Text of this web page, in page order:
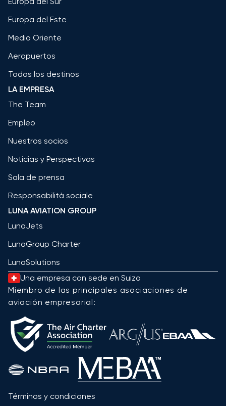
Europa del Este
Medio Oriente
Aeropuertos
Todos los destinos
LA EMPRESA
The Team
Empleo
Nuestros socios
Noticias y Perspectivas
Sala de prensa
Responsabilità sociale
LUNA AVIATION GROUP
LunaJets
LunaGroup Charter
LunaSolutions
Una empresa con sede en Suiza
Miembro de las principales asociaciones de
aviación empresarial:
Términos y condiciones